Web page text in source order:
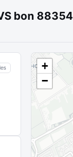
bon 88354
+
−